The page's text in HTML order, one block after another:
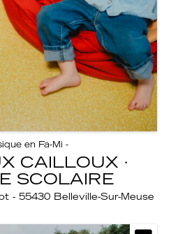
en Fa-Mi -
CAILLOUX ·
SCOLAIRE
- 55430 Belleville-Sur-Meuse